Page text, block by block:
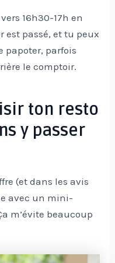
16h30-17h en
est passé, et tu peux
papoter, parfois
le comptoir.
ton resto
y passer
(et dans les avis
avec un mini-
m’évite beaucoup